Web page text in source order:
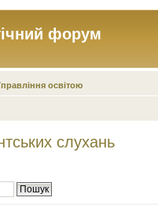
форум
освітою
слухань